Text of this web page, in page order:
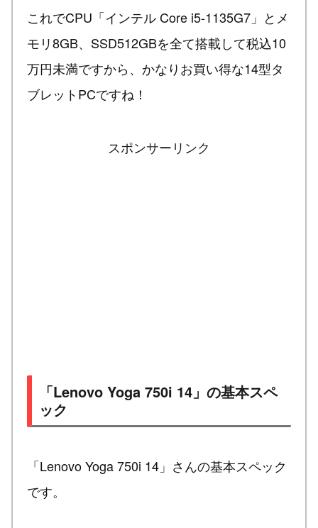
これでCPU「インテル Core i5-1135G7」とメ
モリ8GB、SSD512GBを全て搭載して税込10
万円未満ですから、かなりお買い得な14型タ
ブレットPCですね！
スポンサーリンク
「Lenovo Yoga 750i 14」の基本スペ
ック
「Lenovo Yoga 750i 14」さんの基本スペック
です。